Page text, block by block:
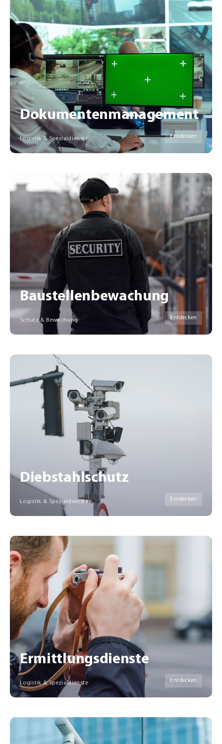
Dokumentenmanagement
Logistik & Spezialdienste Entdecken
Baustellenbewachung
Schutz & Bewachung Entdecken
Diebstahlschutz
Logistik & Spezialdienste Entdecken
Ermittlungsdienste
Logistik & Spezialdienste Entdecken